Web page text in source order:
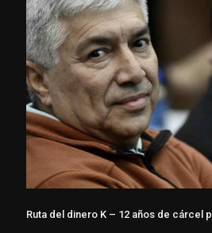
Ruta del dinero K – 12 años de cárcel